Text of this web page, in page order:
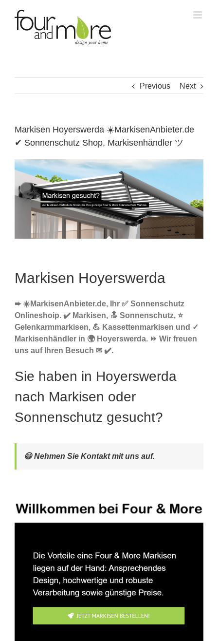
content
Previous Next
Markisen Hoyerswerda ☀️MarkisenAnbieter.de
✔ Sonnenschutz Shop, Markisenhändler ツ
Markisen Hoyerswerda
➨ ☀️MarkisenAnbieter.de, Ihr ✅ Sonnenschutz
Onlineshoip. ✔️ Markisen, 🔝 Sonnenschutz, ⭐
Gelenkarmmarkisen, 💪 Kassettenmarkisen und ✓
Markisenhändler in 🌍 Hoyerswerda. ⏩ Wir freuen
uns auf Ihren Besuch ✉ ✔️.
Sie haben in Hoyerswerda
nach Markisen oder
Sonnenschutz gesucht?
😃 Nehmen Sie Kontakt mit uns auf.